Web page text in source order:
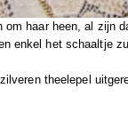
haar heen, al zijn
enkel het schaaltje
theelepel